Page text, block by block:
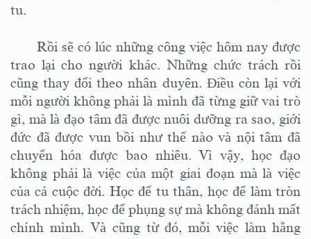
tu.
Rồi sẽ có lúc những công việc hôm nay được
trao lại cho người khác. Những chức trách rồi
cũng thay đổi theo nhân duyên. Điều còn lại với
mỗi người không phải là mình đã từng giữ vai trò
gì, mà là đạo tâm đã được nuôi dưỡng ra sao, giới
đức đã được vun bồi như thế nào và nội tâm đã
chuyển hóa được bao nhiêu. Vì vậy, học đạo
không phải là việc của một giai đoạn mà là việc
của cả cuộc đời. Học để tu thân, học để làm tròn
trách nhiệm, học để phụng sự mà không đánh mất
chính mình. Và cũng từ đó, mỗi việc làm hằng